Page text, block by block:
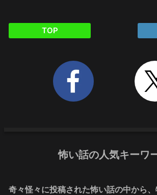
TOP
怖い話の人気キーワ
奇々怪々に投稿された怖い話の中から